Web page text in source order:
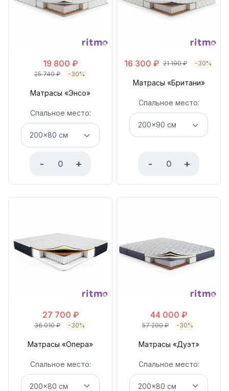
19 800 ₽
25 740₽ -30%
Матрасы «Энсо»
Спальное место:
- +
16 300 ₽ 21 190₽ -30%
Матрасы «Британи»
Спальное место:
- +
27 700 ₽
36 010₽ -30%
Матрасы «Опера»
Спальное место:
44 000 ₽
57 200₽ -30%
Матрасы «Дуэт»
Спальное место: